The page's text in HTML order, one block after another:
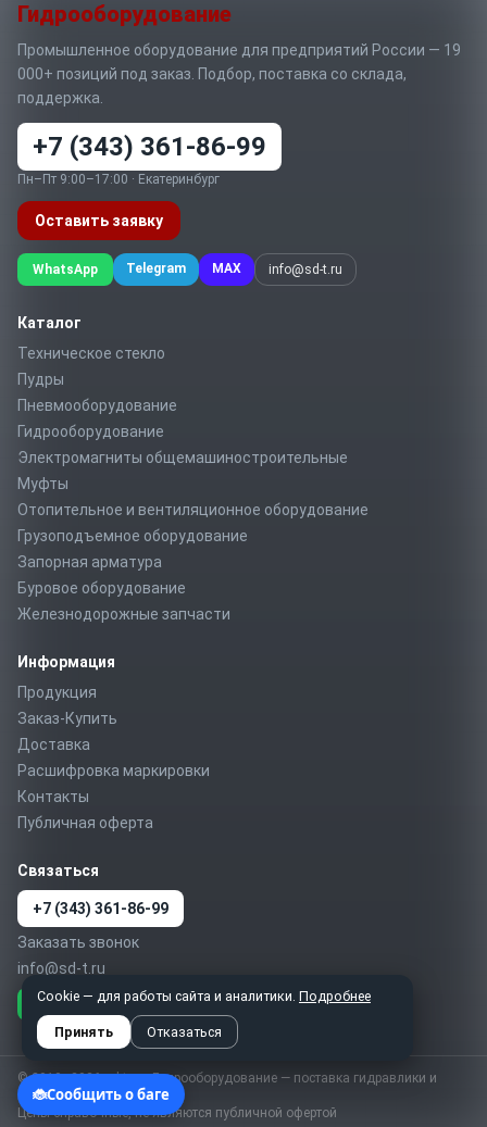
Гидрооборудование
Промышленное оборудование для предприятий России — 19
000+ позиций под заказ. Подбор, поставка со склада,
поддержка.
+7 (343) 361-86-99
Пн–Пт 9:00–17:00 · Екатеринбург
Оставить заявку
WhatsApp Telegram MAX info@sd-t.ru
Каталог
Техническое стекло
Пудры
Пневмооборудование
Гидрооборудование
Электромагниты общемашиностроительные
Муфты
Отопительное и вентиляционное оборудование
Грузоподъемное оборудование
Запорная арматура
Буровое оборудование
Железнодорожные запчасти
Информация
Продукция
Заказ-Купить
Доставка
Расшифровка маркировки
Контакты
Публичная оферта
Связаться
+7 (343) 361-86-99
Заказать звонок
info@sd-t.ru
WhatsApp Telegram MAX
© 2010–2026 sd-t.ru · Гидрооборудование — поставка гидравлики и
пневматики по России
Цены справочные, не являются публичной офертой
Cookie — для работы сайта и аналитики. Подробнее
Принять Отказаться